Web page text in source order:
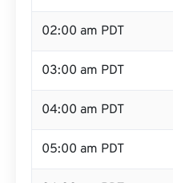
02:00 am PDT
03:00 am PDT
04:00 am PDT
05:00 am PDT